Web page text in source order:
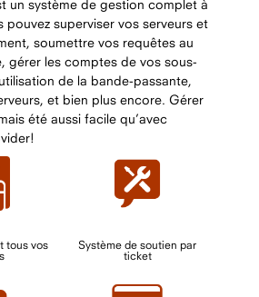
un système de gestion complet à
pouvez superviser vos serveurs et
soumettre vos requêtes au
gérer les comptes de vos sous-
de la bande-passante,
et bien plus encore. Gérer
été aussi facile qu’avec
tous vos
Système de soutien par
ticket